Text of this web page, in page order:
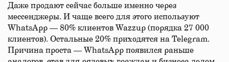
Даже продают сейчас больше именно через
мессенджеры. И чаще всего для этого используют
WhatsApp — 80% клиентов Wazzup (порядка 27 000
клиентов). Остальные 20% приходятся на Telegram.
Причина проста — WhatsApp появился раньше